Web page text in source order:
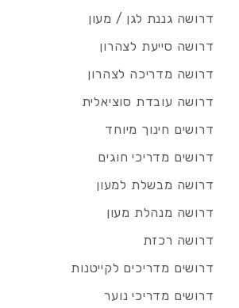
דרושה גננת לגן / מעון
דרושה סייעת לצהרון
דרושה מדריכה לצהרון
דרושה עובדת סוציאלית
דרושים חינוך מיוחד
דרושים מדריכי חוגים
דרושה מבשלת למעון
דרושה מנהלת מעון
דרושה רכזת
דרושים מדריכים לקייטנות
דרושים מדריכי נוער